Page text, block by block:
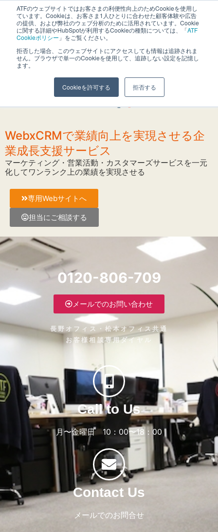
ATFのウェブサイトではお客さまの利便性向上のためCookieを使用し
ています。Cookieは、お客さま1人ひとりに合わせた顧客体験や広告
の提供、および弊社のウェブ分析のために活用されています。Cookie
に関する詳細やHubSpotが利用するCookieの種類については、「ATF
Cookieポリシー 」をご覧ください。
拒否した場合、このウェブサイトにアクセスしても情報は追跡されま
せん。ブラウザで単一のCookieを使用して、追跡しない設定を記憶し
ます。
Cookieを許可する 拒否する
長野県長野市・松本市ウェブ制作事業部 コンサルティングFIRM
ホーム» ATFとは？» 会社情報»SDGｓ
WebxCRMで業績向上を実現させる企
業成長支援サービス
マーケティング・営業活動・カスタマーズサービスを一元
化してワンランク上の業績を実現させる
専用Webサイトへ
担当にご相談する
0120-806-709
メールでのお問い合わせ
長野オフィス・松本オフィス共通
お客様相談専用ダイヤル
Call to Us
月〜金曜日 10：00〜18：00
Contact Us
メールでのお問合せ